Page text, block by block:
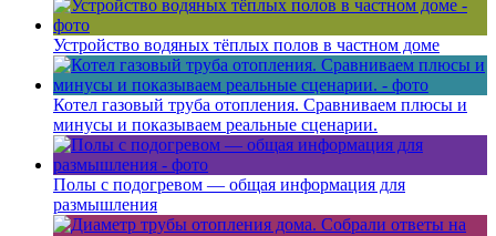
Устройство водяных тёплых полов в частном доме
Котел газовый труба отопления. Сравниваем плюсы и
минусы и показываем реальные сценарии.
Полы с подогревом — общая информация для
размышления